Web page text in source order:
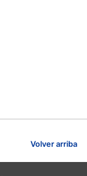
Volver arriba